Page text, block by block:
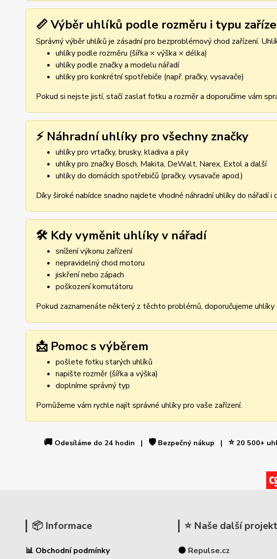
📏 Výběr uhlíků podle rozměru i typu
Správný výběr uhlíků je zásadní pro bezproblémový chod zařízení.
uhlíky podle rozměru (šířka × výška × délka)
uhlíky podle značky a modelu nářadí
uhlíky pro konkrétní spotřebiče (např. pračky, vysavače)
Pokud si nejste jistí, stačí zaslat fotku a rozměr a doporučíme vám
⚡ Náhradní uhlíky pro všechny značky
uhlíky pro vrtačky, brusky, kladiva a pily
uhlíky pro značky Bosch, Makita, DeWalt, Narex, Extol a další
uhlíky do domácích spotřebičů (pračky, vysavače apod.)
Díky široké nabídce snadno najdete vhodné náhradní uhlíky do nářadí i
🛠️ Kdy vyměnit uhlíky v nářadí
snížení výkonu zařízení
nepravidelný chod motoru
jiskření nebo zápach
poškození komutátoru
Pokud zaznamenáte některý z těchto problémů, doporučujeme uhlíky
📩 Pomoc s výběrem
pošlete fotku starých uhlíků
napište rozměr (šířka a výška)
doplníme správný typ
Pomůžeme vám rychle najít správné uhlíky pro vaše zařízení.
🚚Odesíláme do 24 hodin | 🛡️Bezpečný nákup | ⭐20 500+
📦 Informace
📊 Obchodní podmínky
⭐ Naše další
⚫ Repulse.cz